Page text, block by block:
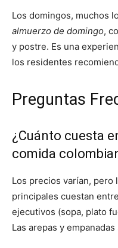
Los domingos, muchos
almuerzo de domingo,
y postre. Es una
los residentes
Preguntas
¿Cuánto cuesta
comida
Los precios varían, pero
principales cuestan
ejecutivos (sopa, plato
Las arepas y